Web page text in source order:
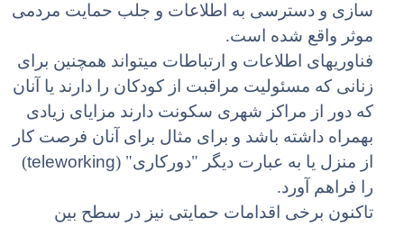
سازی و دسترسی به اطلاعات و جلب حمایت مردمی
موثر واقع شده است.
فناوریهای اطلاعات و ارتباطات میتواند همچنین برای
زنانی که مسئولیت مراقبت از کودکان را دارند یا آنان
که دور از مراکز شهری سکونت دارند مزایای زیادی
بهمراه داشته باشد و برای مثال برای آنان فرصت کار
از منزل یا به عبارت دیگر "دورکاری" (teleworking
)
را فراهم آورد.
تاکنون برخی اقدامات حمایتی نیز در سطح بین